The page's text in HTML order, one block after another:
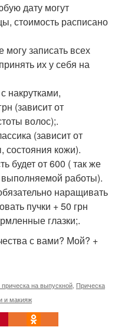
дату могут
стоимость расписано
записать всех
их у себя на
накрутками,
(зависит от
волос);.
(зависит от
кожи).
будет от 600 ( так же
выполняемой работы).
наращивать
пучки + 50 грн
глазки;.
с вами? Мой? +
на выпускной Прическа
и макияж